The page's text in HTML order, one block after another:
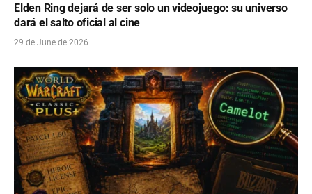
Elden Ring dejará de ser solo un videojuego: su universo
dará el salto oficial al cine
29 de June de 2026